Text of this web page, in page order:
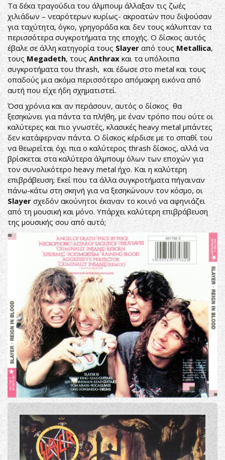
Τα δέκα τραγούδια του άλμπουμ άλλαξαν τις ζωές
χιλιάδων – νεαρότερων κυρίως- ακροατών που διψούσαν
για ταχύτητα, όγκο, γρηγοράδα και δεν τους κάλυπταν τα
περισσότερα συγκροτήματα της εποχής. Ο δίσκος αυτός
έβαλε σε άλλη κατηγορία τουςSlayerαπό τους Metallica,
τους Megadeth, τουςAnthraxκαι τα υπόλοιπα
συγκροτήματα του thrash, και έδωσε στο metal και τους
οπαδούς μια ακόμα περισσότερο απόμακρη εικόνα από
αυτή που είχε ήδη σχηματιστεί.
Όσα χρόνια και αν περάσουν, αυτός ο δίσκος θα
ξεσηκώνει για πάντα τα πλήθη, με έναν τρόπο που ούτε οι
καλύτερες και πιο γνωστές, κλασικές heavy metal μπάντες
δεν κατάφερναν πάντα. O δίσκος κέρδισε με το σπαθί του
να θεωρείται όχι πια ο καλύτερος thrash δίσκος, αλλά να
βρίσκεται στα καλύτερα άλμπουμ όλων των εποχών για
τον συνολικότερο heavy metal ήχο. Και η καλύτερη
επιβράβευση; Εκεί που τα άλλα συγκροτήματα πήγαιναν
πάνω-κάτω στη σκηνή για να ξεσηκώνουν τον κόσμο, οι
Slayerσχεδόν ακούνητοι έκαναν το κοινό να αφηνιάζει
από τη μουσική και μόνο. Υπάρχει καλύτερη επιβράβευση
της μουσικής σου από αυτό;